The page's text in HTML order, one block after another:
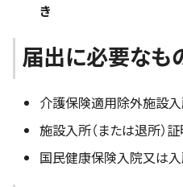
き
届出に必要なも
介護保険適用除外施設入
施設入所（または退所）
国民健康保険入院又は